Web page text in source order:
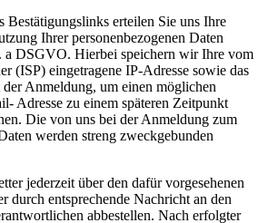
erteilen Sie uns Ihre
Ihrer personenbezogenen Daten
a DSGVO. Hierbei speichern wir Ihre vom
(ISP) eingetragene IP-Adresse sowie das
Anmeldung, um einen möglichen
Adresse zu einem späteren Zeitpunkt
Die von uns bei der Anmeldung zum
werden streng zweckgebunden
jederzeit über den dafür vorgesehenen
durch entsprechende Nachricht an den
abbestellen. Nach erfolgter